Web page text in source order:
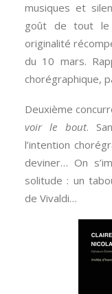
musiques et
goût de tout le
originalité
du 10 mars.
chorégraphique,
Deuxième
voir le bout.
l’intention
deviner… On
solitude : un
de Vivaldi…